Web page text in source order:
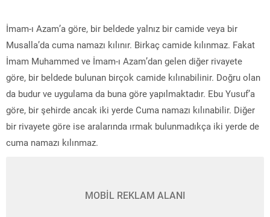
İmam-ı Azam’a göre, bir beldede yalnız bir camide veya bir
Musalla’da cuma namazı kılınır. Birkaç camide kılınmaz. Fakat
İmam Muhammed ve İmam-ı Azam’dan gelen diğer rivayete
göre, bir beldede bulunan birçok camide kılınabilinir. Doğru olan
da budur ve uygulama da buna göre yapılmaktadır. Ebu Yusuf’a
göre, bir şehirde ancak iki yerde Cuma namazı kılınabilir. Diğer
bir rivayete göre ise aralarında ırmak bulunmadıkça iki yerde de
cuma namazı kılınmaz.
MOBİL REKLAM ALANI